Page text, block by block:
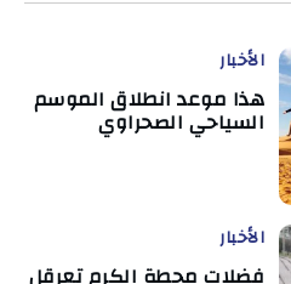
الأخبار
هذا موعد انطلاق الموسم
السياحي الصحراوي
الأخبار
فضلات محطة الكرم تعرقل